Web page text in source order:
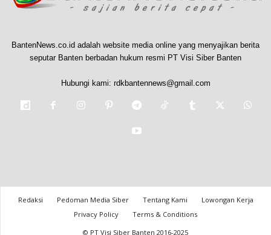
BantenNews.co.id adalah website media online yang menyajikan berita
seputar Banten berbadan hukum resmi PT Visi Siber Banten
Hubungi kami: rdkbantennews@gmail.com
Redaksi Pedoman Media Siber Tentang Kami
Lowongan Kerja
Privacy Policy
Terms & Conditions
© PT Visi Siber Banten 2016-2025